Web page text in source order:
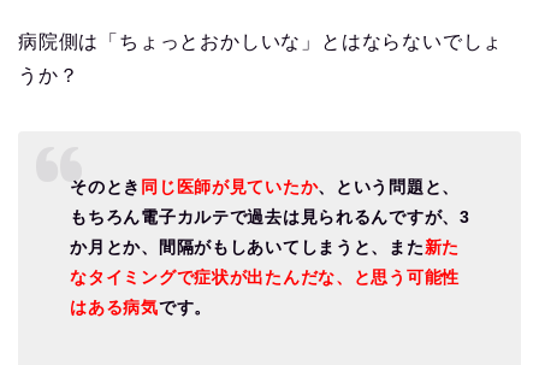
病院側は「ちょっとおかしいな」とはならないでしょ
うか？
そのとき 同じ医師が見ていたか、という問題と、
もちろん電子カルテで過去は見られるんですが、3
か月とか、間隔がもしあいてしまうと、また新た
なタイミングで症状が出たんだな、と思う可能性
はある病気です。